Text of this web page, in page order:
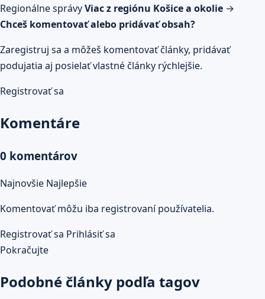
Regionálne správyViac z regiónu Košice a okolie →
Chceš komentovať alebo pridávať obsah?
Zaregistruj sa a môžeš komentovať články, pridávať
podujatia aj posielať vlastné články rýchlejšie.
Registrovať sa
Komentáre
0 komentárov
Najnovšie Najlepšie
Komentovať môžu iba registrovaní používatelia.
Registrovať sa Prihlásiť sa
Pokračujte
Podobné články podľa tagov